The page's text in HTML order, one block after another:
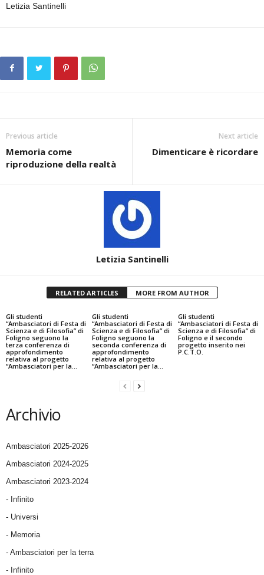
Letizia Santinelli
Previous article
Memoria come
riproduzione della realtà
Next article
Dimenticare è ricordare
Letizia Santinelli
RELATED ARTICLES MORE FROM AUTHOR
Gli studenti
“Ambasciatori di Festa di
Scienza e di Filosofia” di
Foligno seguono la
terza conferenza di
approfondimento
relativa al progetto
“Ambasciatori per la...
Gli studenti
“Ambasciatori di Festa di
Scienza e di Filosofia” di
Foligno seguono la
seconda conferenza di
approfondimento
relativa al progetto
“Ambasciatori per la...
Gli studenti
“Ambasciatori di Festa di
Scienza e di Filosofia” di
Foligno e il secondo
progetto inserito nei
P.C.T.O.
Archivio
Ambasciatori 2025-2026
Ambasciatori 2024-2025
Ambasciatori 2023-2024
- Infinito
- Universi
- Memoria
- Ambasciatori per la terra
- Infinito